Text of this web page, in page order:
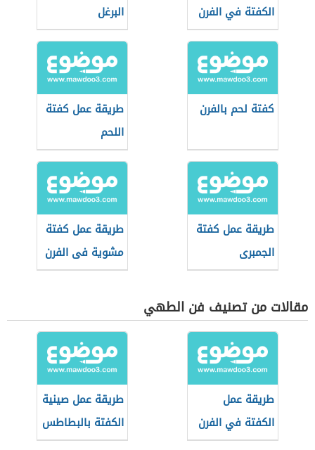
الكفتة في الفرن
البرغل
كفتة لحم بالفرن
طريقة عمل كفتة
اللحم
طريقة عمل كفتة
الجمبرى
طريقة عمل كفتة
مشوية فى الفرن
مقالات من تصنيف فن الطهي
طريقة عمل
الكفتة في الفرن
طريقة عمل صينية
الكفتة بالبطاطس